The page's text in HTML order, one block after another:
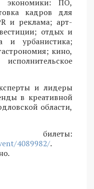
экономики: ПО,
кадров для
и реклама; арт-
отдых и
и урбанистика;
кино,
и лидеры
в креативной
области,
билеты:
4089982/.